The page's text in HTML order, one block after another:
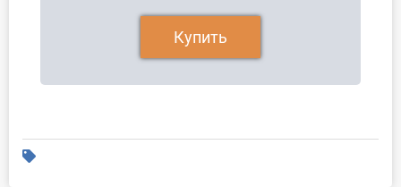
Купить